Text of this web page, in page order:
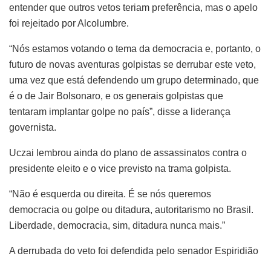
entender que outros vetos teriam preferência, mas o apelo
foi rejeitado por Alcolumbre.
“Nós estamos votando o tema da democracia e, portanto, o
futuro de novas aventuras golpistas se derrubar este veto,
uma vez que está defendendo um grupo determinado, que
é o de Jair Bolsonaro, e os generais golpistas que
tentaram implantar golpe no país”, disse a liderança
governista.
Uczai lembrou ainda do plano de assassinatos contra o
presidente eleito e o vice previsto na trama golpista.
“Não é esquerda ou direita. É se nós queremos
democracia ou golpe ou ditadura, autoritarismo no Brasil.
Liberdade, democracia, sim, ditadura nunca mais.”
A derrubada do veto foi defendida pelo senador Espiridião